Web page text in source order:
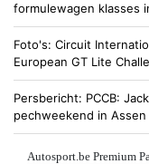
formulewagen klasses
Foto's Circuit
European GT Lite
Persbericht PCCB
pechweekend in
Autosport.be Premium